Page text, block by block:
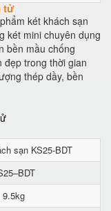
tử
két khách sạn
két mini chuyên dụng
bền mầu chống
đẹp trong thời gian
thép dầy, bền
sạn KS25-BDT
9.5kg